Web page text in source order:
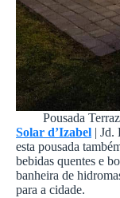
Pousada
Solar d’Izabel | Jd.
esta pousada
bebidas quentes e
banheira de
para a cidade.